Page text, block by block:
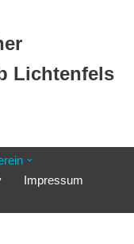
Lichtenfels
Impressum